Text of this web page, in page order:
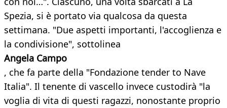
Spezia, si è portato via qualcosa da questa
settimana. "Due aspetti importanti, l'accoglienza e
la condivisione", sottolinea
Angela Campo
, che fa parte della "Fondazione tender to Nave
Italia". Il tenente di vascello invece custodirà "la
voglia di vita di questi ragazzi, nonostante proprio